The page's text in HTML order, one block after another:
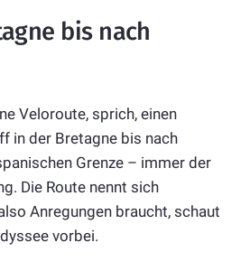
bis nach
Veloroute, sprich, einen
in der Bretagne bis nach
Grenze – immer der
Die Route nennt sich
Anregungen braucht, schaut
vorbei.